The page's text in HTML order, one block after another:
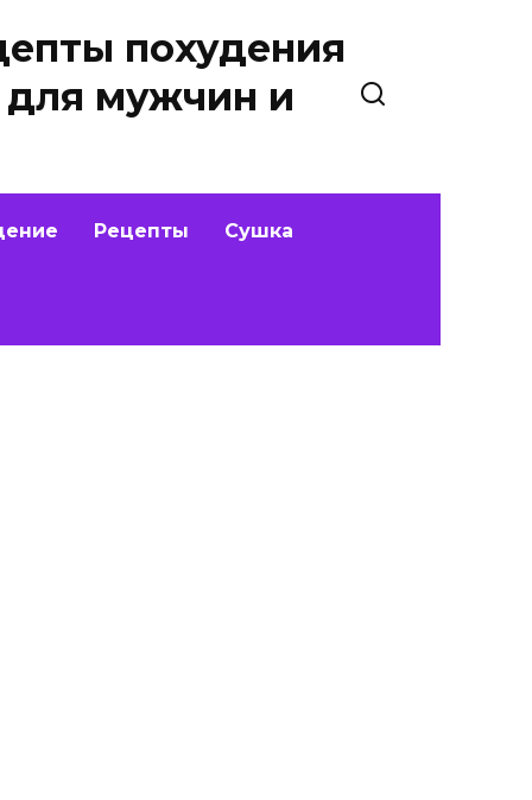
похудения
для мужчин и
Рецепты Сушка